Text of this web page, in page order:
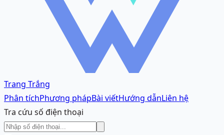
Trang Trắng
Phân tíchPhương phápBài viếtHướng dẫnLiên hệ
Tra cứu số điện thoại